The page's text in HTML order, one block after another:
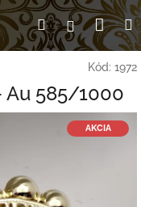
Hľadať
Kód: 1972
Au 585/1000
AKCIA